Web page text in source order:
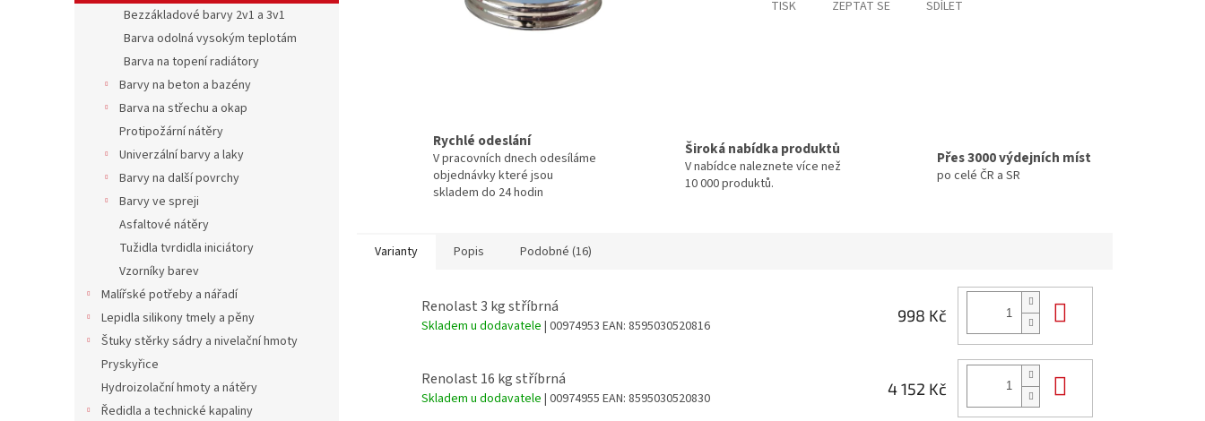
Bezzákladové barvy 2v1 a 3v1
Barva odolná vysokým teplotám
Barva na topení radiátory
Barvy na beton a bazény
Barva na střechu a okap
Protipožární nátěry
Univerzální barvy a laky
Barvy na další povrchy
Barvy ve spreji
Asfaltové nátěry
Tužidla tvrdidla iniciátory
Vzorníky barev
Malířské potřeby a nářadí
Lepidla silikony tmely a pěny
Štuky stěrky sádry a nivelační hmoty
Pryskyřice
Hydroizolační hmoty a nátěry
Ředidla a technické kapaliny
TISK ZEPTAT SE SDÍLET
Rychlé odeslání
V pracovních dnech odesíláme
objednávky které jsou
skladem do 24 hodin
Široká nabídka produktů
V nabídce naleznete více než
10 000 produktů.
Přes 3000 výdejních míst
po celé ČR a SR
Varianty Popis Podobné (16)
Renolast 3 kg stříbrná
Skladem u dodavatele | 00974953 EAN: 8595030520816
998 Kč
Renolast 16 kg stříbrná
Skladem u dodavatele | 00974955 EAN: 8595030520830
4 152 Kč